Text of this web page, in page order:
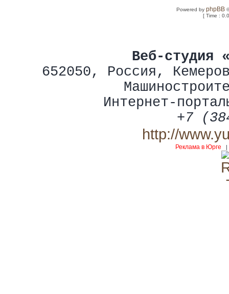
Powered byphpBB
[ Time :
Веб-студия
652050, Россия ,
Интернет-
+7
http://
Реклама в Юрге